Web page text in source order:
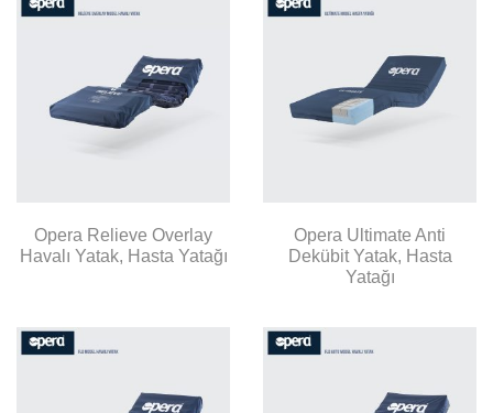
Opera Relieve Overlay
Havalı Yatak, Hasta Yatağı
Opera Ultimate Anti
Dekübit Yatak, Hasta
Yatağı